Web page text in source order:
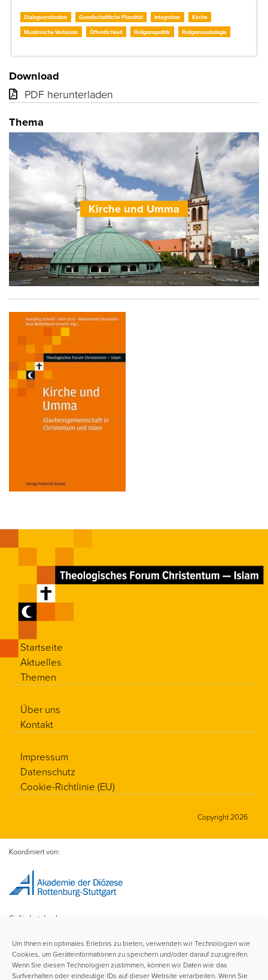
Um Ihnen ein optimales Erlebnis zu bieten, verwenden wir Technologien wie
Cookies, um Geräteinformationen zu speichern und/oder darauf zuzugreifen.
Wenn Sie diesen Technologien zustimmen, können wir Daten wie das
Surfverhalten oder eindeutige IDs auf dieser Website verarbeiten. Wenn Sie
Dialogverständnis Gesellschaftliche Pluralität Integration
Kirche
Muslimische Verbände
Öffentlichkeit Religionspolitik Religionssoziologie
Download
PDF herunterladen
Thema
Kirche und Umma
Startseite
Aktuelles
Themen
Über uns
Kontakt
Impressum
Datenschutz
Cookie-Richtlinie (EU)
Copyright 2026
Koordiniert von:
Gefördert durch: